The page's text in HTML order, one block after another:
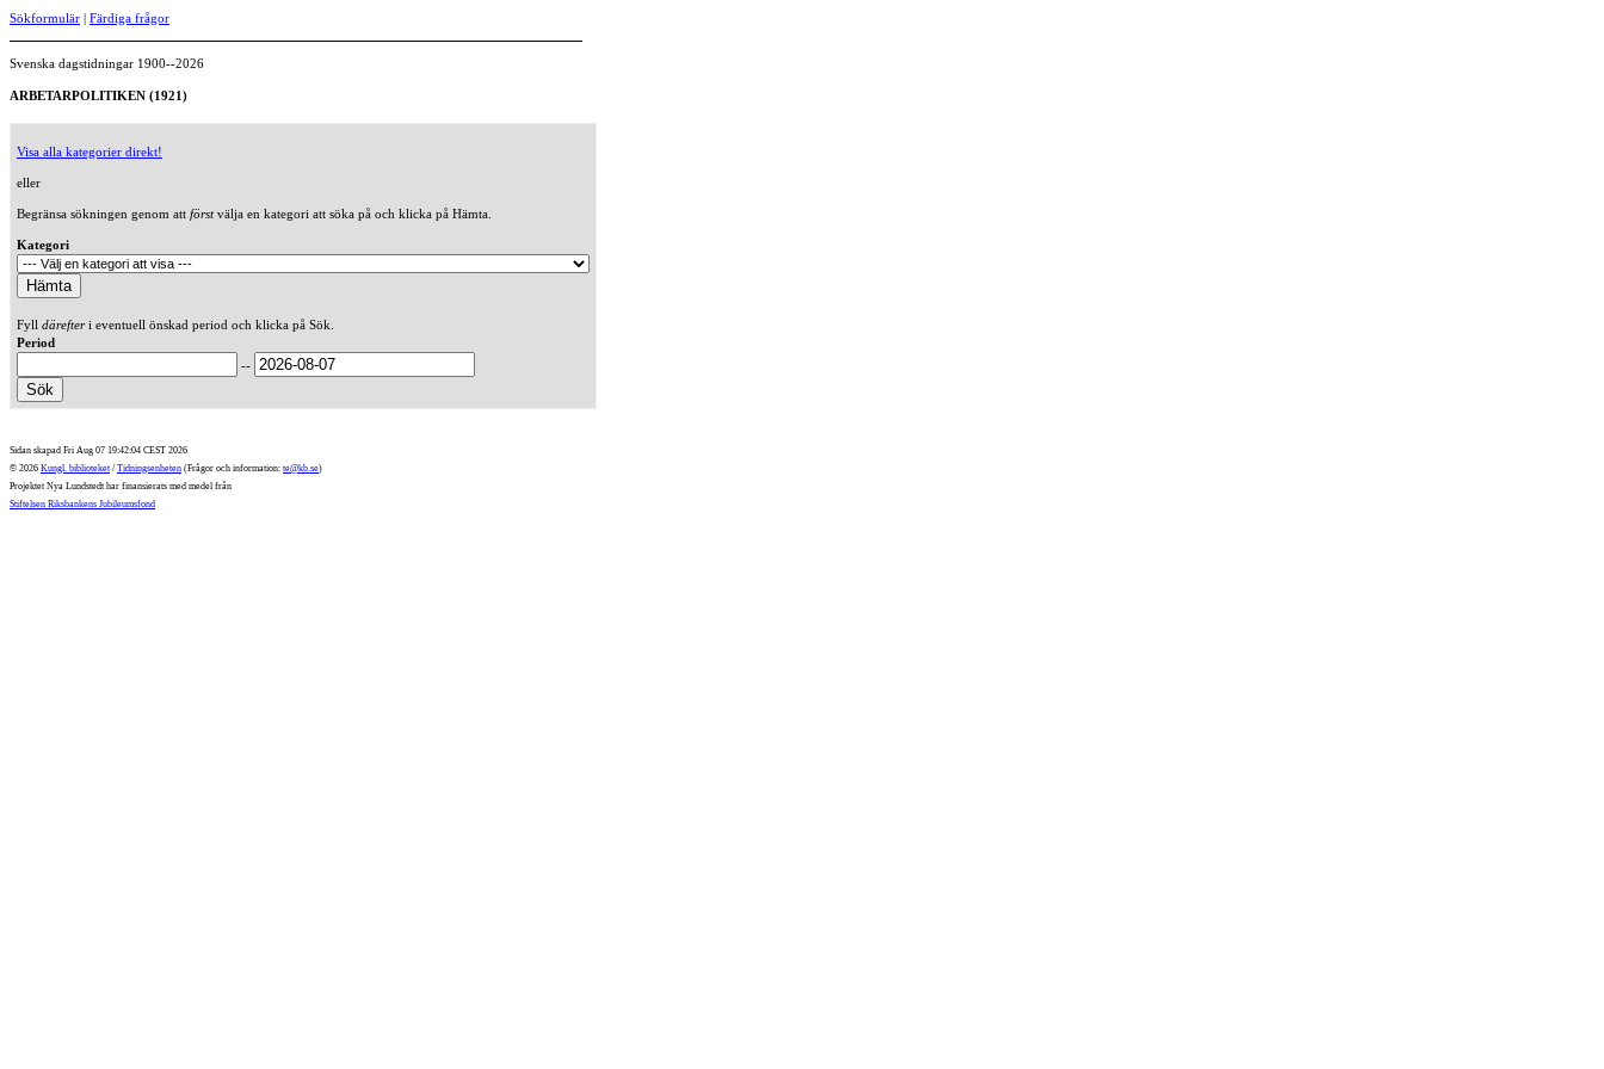
Sökformulär | Färdiga frågor
Svenska dagstidningar 1900--2026
ARBETARPOLITIKEN (1921)
Visa alla kategorier direkt!
eller
Begränsa sökningen genom att förstvälja en kategori att söka på och klicka på Hämta.
Kategori
Fyll därefteri eventuell önskad period och klicka på Sök.
Period
--
Sidan skapad Fri Aug 07 19:42:04 CEST 2026
© 2026 Kungl. biblioteket / Tidningsenheten (Frågor och information: te@kb.se)
Projektet Nya Lundstedt har finansierats med medel från
Stiftelsen Riksbankens Jubileumsfond